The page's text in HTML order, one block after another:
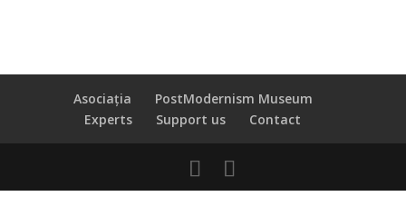
Asociația
PostModernism Museum
Experts
Support us Contact